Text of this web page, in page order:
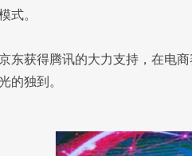
式。
东获得腾讯的大力支持，在电
的独到。